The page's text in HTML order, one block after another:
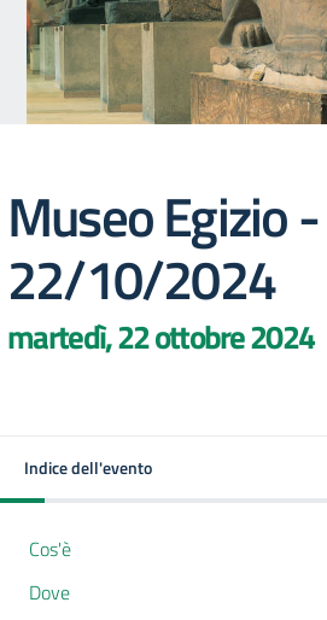
Museo Egizio -
22/10/2024
martedì, 22 ottobre 2024
Indice dell'evento
Cos'è
Dove